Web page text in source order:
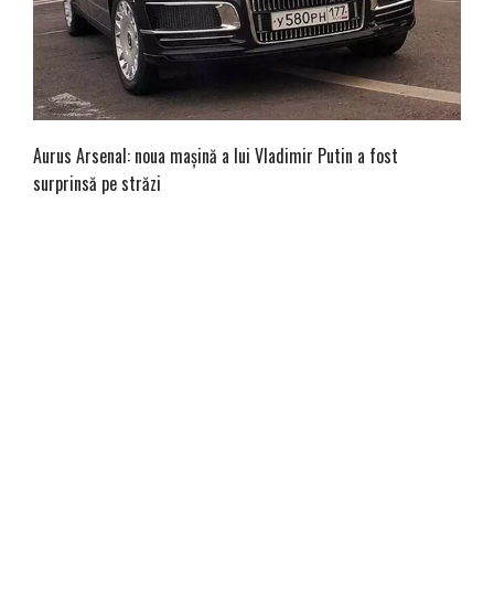
Aurus Arsenal: noua mașină a lui Vladimir Putin a fost
surprinsă pe străzi